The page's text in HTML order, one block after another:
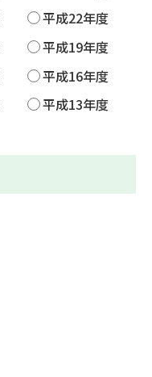
平成22年度
平成19年度
平成16年度
平成13年度